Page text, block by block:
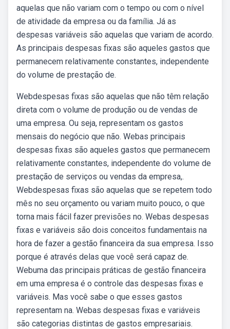
aquelas que não variam com o tempo ou com o nível
de atividade da empresa ou da família. Já as
despesas variáveis são aquelas que variam de acordo.
As principais despesas fixas são aqueles gastos que
permanecem relativamente constantes, independente
do volume de prestação de.
Webdespesas fixas são aquelas que não têm relação
direta com o volume de produção ou de vendas de
uma empresa. Ou seja, representam os gastos
mensais do negócio que não. Webas principais
despesas fixas são aqueles gastos que permanecem
relativamente constantes, independente do volume de
prestação de serviços ou vendas da empresa,.
Webdespesas fixas são aquelas que se repetem todo
mês no seu orçamento ou variam muito pouco, o que
torna mais fácil fazer previsões no. Webas despesas
fixas e variáveis são dois conceitos fundamentais na
hora de fazer a gestão financeira da sua empresa. Isso
porque é através delas que você será capaz de.
Webuma das principais práticas de gestão financeira
em uma empresa é o controle das despesas fixas e
variáveis. Mas você sabe o que esses gastos
representam na. Webas despesas fixas e variáveis
são categorias distintas de gastos empresariais.